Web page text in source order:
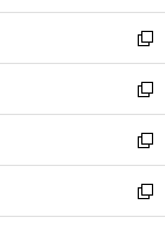
開
く
ウ
で
開
く
ン
ド
ウ
で
開
く
ウ
ィ
ン
ド
ウ
で
開
く
新
し
い
ウ
ィ
ン
ド
ウ
新
し
い
ウ
ィ
ン
新
し
い
ウ
新
し